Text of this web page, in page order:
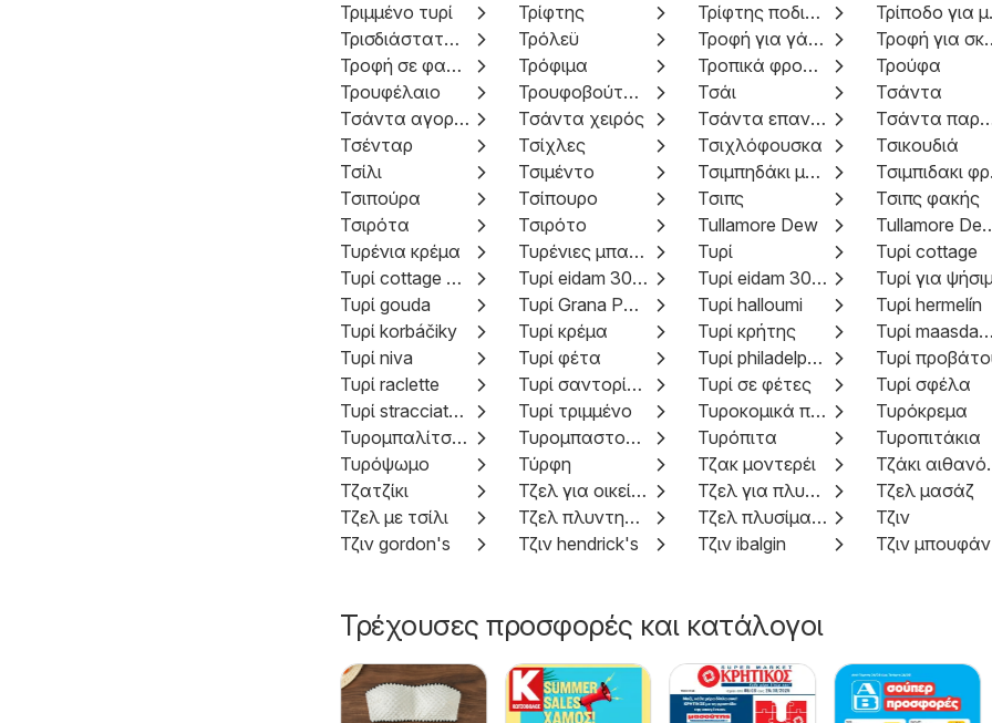
Τριμμένο τυρί
Τρίφτης Τρίφτης ποδιών
Τρισδιάστατα γυαλιά
Τρόλεϋ Τροφή για γάτες
Τροφή
Τροφή σε φακελάκι whiskas
Τρόφιμα Τροπικά φρούτα
Τρούφα
Τρουφέλαιο
Τρουφοβούτυρο Τσάι
Τσάντα
Τσάντα αγορών με ρόδες
Τσάντα χειρός Τσάντα επαναχρησιμοποιήσιμη
Τσάντα
Τσένταρ
Τσίχλες Τσιχλόφουσκα
Τσικουδιά
Τσίλι
Τσιμέντο Τσιμπηδάκι μαλλιών
Τσιπούρα
Τσίπουρο Τσιπς
Τσιπς φακής
Τσιρότα
Τσιρότο Tullamore Dew
Τυρένια κρέμα
Τυρένιες μπαλίτσες Τυρί
Τυρί cottage
Τυρί cottage ημίπαχο
Τυρί eidam 30% Τυρί eidam 30 %
Τυρί για
Τυρί gouda
Τυρί Grana Padano Τυρί halloumi
Τυρί hermelín
Τυρί korbáčiky
Τυρί κρέμα Τυρί κρήτης
Τυρί maasdamer
Τυρί niva
Τυρί φέτα Τυρί philadelphia
Τυρί
Τυρί raclette
Τυρί σαντορίνης Τυρί σε φέτες
Τυρί σφέλα
Τυρί stracciatella
Τυρί τριμμένο Τυροκομικά προϊόντα
Τυρόκρεμα
Τυρομπαλίτσες
Τυρομπαστούνια Τυρόπιτα
Τυροπιτάκια
Τυρόψωμο
Τύρφη Τζακ μοντερέι
Τζατζίκι
Τζελ για οικεία υγιεινή Τζελ για πλυντήριο πιάτων
Τζελ μασάζ
Τζελ με τσίλι
Τζελ πλυντηρίου Τζελ πλυσίματος
Τζιν
Τζιν gordon's
Τζιν hendrick's Τζιν ibalgin Τζιν μπουφάν
Τρέχουσες προσφορές και κατάλογοι